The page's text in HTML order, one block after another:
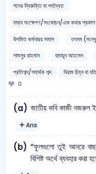
পদের দ্বিরুক্তি বা পদদ্বৈত
বাক্য সংক্ষেপণ/সংকোচন/এক কথায় প্রকাশ
উপমিত কর্মধারয় সমাস
তৎসম
শামসুর রাহমান
হুমায়ূন আহমেদ
প্রতিশব্দ/সমার্থক শব্দ
বিরাম চিহ্ন বা
0
(a) জাতীয় কবি কাজী নজরুল
Ans
(b) “ফুলগুলো তুই আনরে বাছা
বিশিষ্ট অর্থে ব্যবহার করা